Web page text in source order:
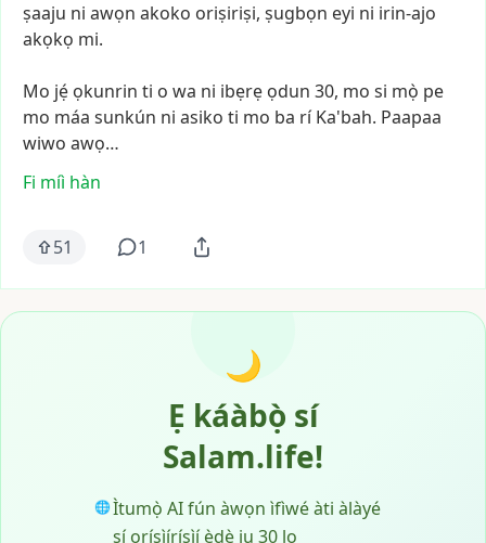
ṣaaju ni awọn akoko oriṣiriṣi, ṣugbọn eyi ni irin-ajo
akọkọ mi.
Mo jẹ́ ọkunrin ti o wa ni ibẹrẹ ọdun 30, mo si mọ̀ pe
mo máa sunkún ni asiko ti mo ba rí Ka'bah. Paapaa
wiwo awọ…
Fi míì hàn
51 1
🌙
Ẹ káàbọ̀ sí
Salam.life!
🌐Ìtumọ̀ AI fún àwọn ìfìwé àti àlàyé
sí oríṣìíríṣìí èdè ju 30 lọ